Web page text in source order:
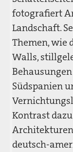
fotografiert
Landschaft.
Themen, wie
Walls,
Südspanien
Kontrast
deutsch-